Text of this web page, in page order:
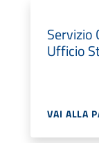
Servizio
Ufficio
VAI ALLA